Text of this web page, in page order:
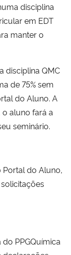
disciplina
em EDT
manter o
disciplina QMC
de 75% sem
do Aluno. A
aluno fará a
seminário.
Portal do Aluno,
PPGQuímica